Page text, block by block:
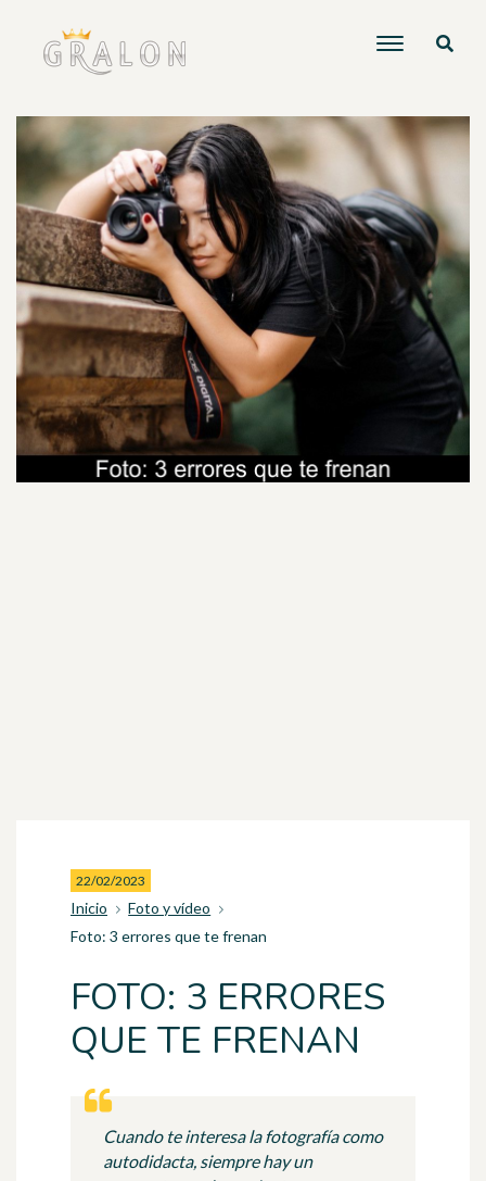
22/02/2023
Inicio
Foto y vídeo
Foto: 3 errores que te frenan
FOTO: 3 ERRORES
QUE TE FRENAN
Cuando te interesa la fotografía como
autodidacta, siempre hay un